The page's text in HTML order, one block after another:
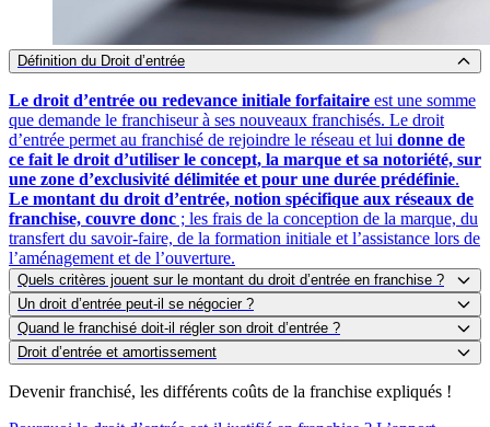
Définition du Droit d’entrée
Le droit d’entrée ou redevance initiale forfaitaire est une somme
que demande le franchiseur à ses nouveaux franchisés. Le droit
d’entrée permet au franchisé de rejoindre le réseau et lui donne de
ce fait le droit d’utiliser le concept, la marque et sa notoriété, sur
une zone d’exclusivité délimitée et pour une durée prédéfinie.
Le montant du droit d’entrée, notion spécifique aux réseaux de
franchise, couvre donc ; les frais de la conception de la marque, du
transfert du savoir-faire, de la formation initiale et l’assistance lors de
l’aménagement et de l’ouverture.
Quels critères jouent sur le montant du droit d’entrée en franchise ?
Le droit d’entrée varie d’un réseau à un autre et d’un secteur
d’activité à l’autre aussi. Si dans le domaine de la distribution, le
droit d’entrée coûte en moyenne 10 000 euros, il peut varier entre 20
peuvent même ne pas exiger de droit d’entréedu tout comme
cela peut être le cas dans le secteur de l’immobilier.
Un droit d’entrée peut-il se négocier ?
Oui un droit d’entrée peut être négocié, il est d’ailleurs l’un des
seuls points négociables dans ce genre de contrat.
La négociation du montant du droit d’entrée est plus fréquente lors
d’uneadhésion à un jeune réseaucherchant à attirer ses premiers
franchisés ou encore d’un réseau qui connaît quelques difficultés à
Quand le franchisé doit-il régler son droit d’entrée ?
Le franchisé doit s’acquitter du droit d’entrée à la signature du
contrat de franchiseet certainement pas lors de la remise du
Droit d’entrée et amortissement
Le droit d’entrée doit-il être amorti ? A cette question la réponse
Devenir franchisé, les différents coûts de la franchise expliqués !